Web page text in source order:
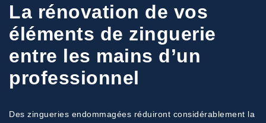
La rénovation de vos
éléments de zinguerie
entre les mains d’un
professionnel
Des zingueries endommagées réduiront considérablement la